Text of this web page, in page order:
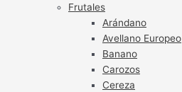
Frutales
Arándano
Avellano Europeo
Banano
Carozos
Cereza